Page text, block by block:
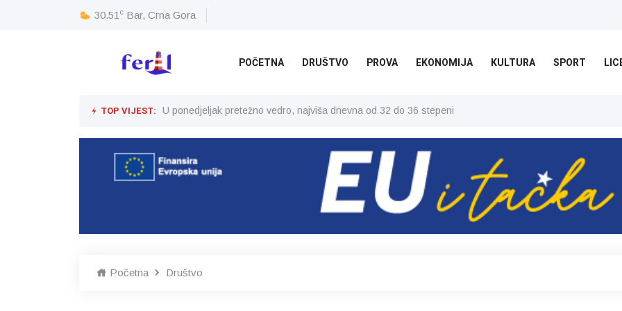
30.51 c Bar, Crna Gora
POČETNA DRUŠTVO PROVA EKONOMIJA KULTURA SPORT
TOP VIJEST: U ponedjeljak pretežno vedro, najviša dnevna od 32 do 36 stepeni
Početna Društvo